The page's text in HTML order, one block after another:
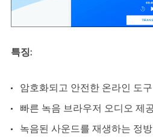
특징:
암호화되고 안전한 온라인 도구
빠른 녹음 브라우저 오디오 제
녹음된 사운드를 재생하는 정